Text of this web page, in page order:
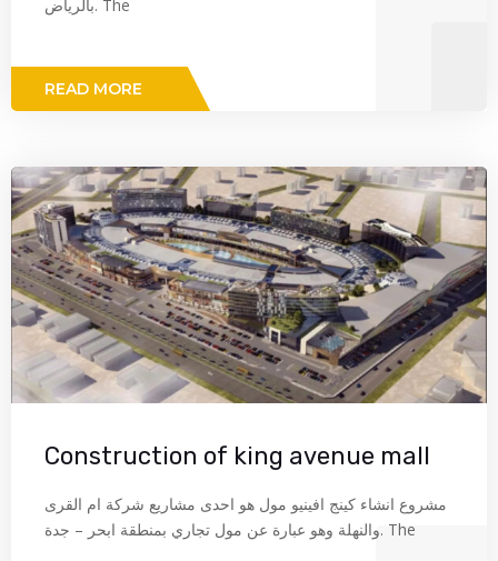
بالرياض. The
READ MORE
Construction of king avenue mall
مشروع انشاء كينج افينيو مول هو احدى مشاريع شركة ام القرى
والنهلة وهو عبارة عن مول تجاري بمنطقة ابحر – جدة. The